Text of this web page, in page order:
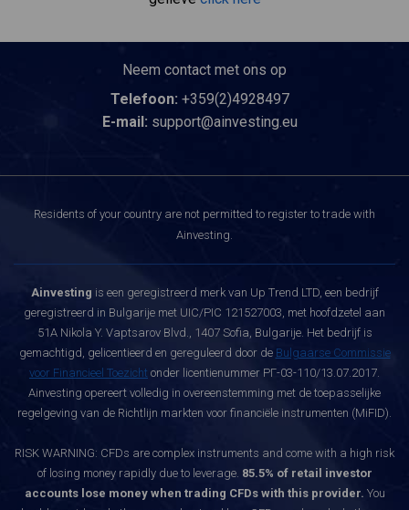
Neem contact met ons op
Telefoon: +359(2)4928497
E-mail: support@ainvesting.eu
Residents of your country are not permitted to register to trade with
Ainvesting.
Ainvesting is een geregistreerd merk van Up Trend LTD, een bedrijf
geregistreerd in Bulgarije met UIC/PIC 121527003, met hoofdzetel aan
51A Nikola Y. Vaptsarov Blvd., 1407 Sofia, Bulgarije. Het bedrijf is
gemachtigd, gelicentieerd en gereguleerd door de Bulgaarse Commissie
voor Financieel Toezicht onder licentienummer РГ-03-110/13.07.2017.
Ainvesting opereert volledig in overeenstemming met de toepasselijke
regelgeving van de Richtlijn markten voor financiële instrumenten (MiFID).
RISK WARNING: CFDs are complex instruments and come with a high risk
of losing money rapidly due to leverage. 85.5% of retail investor
accounts lose money when trading CFDs with this provider. You